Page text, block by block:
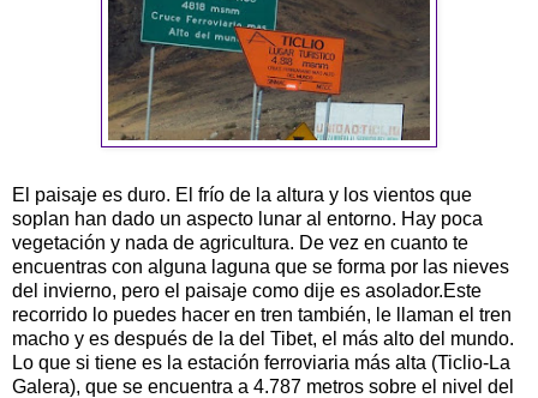
El paisaje es duro. El frío de la altura y los vientos que
soplan han dado un aspecto lunar al entorno. Hay poca
vegetación y nada de agricultura. De vez en cuanto te
encuentras con alguna laguna que se forma por las nieves
del invierno, pero el paisaje como dije es asolador.Este
recorrido lo puedes hacer en tren también, le llaman el tren
macho y es después de la del Tibet, el más alto del mundo.
Lo que si tiene es la estación ferroviaria más alta (Ticlio-La
Galera), que se encuentra a 4.787 metros sobre el nivel del